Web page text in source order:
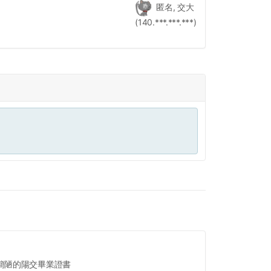
匿名, 交大
(140.***.***.***)
陋的陽交畢業證書